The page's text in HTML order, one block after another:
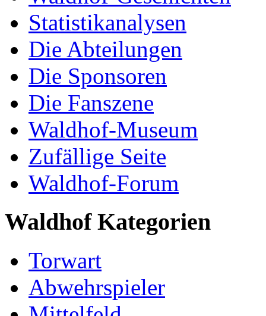
Statistikanalysen
Die Abteilungen
Die Sponsoren
Die Fanszene
Waldhof-Museum
Zufällige Seite
Waldhof-Forum
Waldhof Kategorien
Torwart
Abwehrspieler